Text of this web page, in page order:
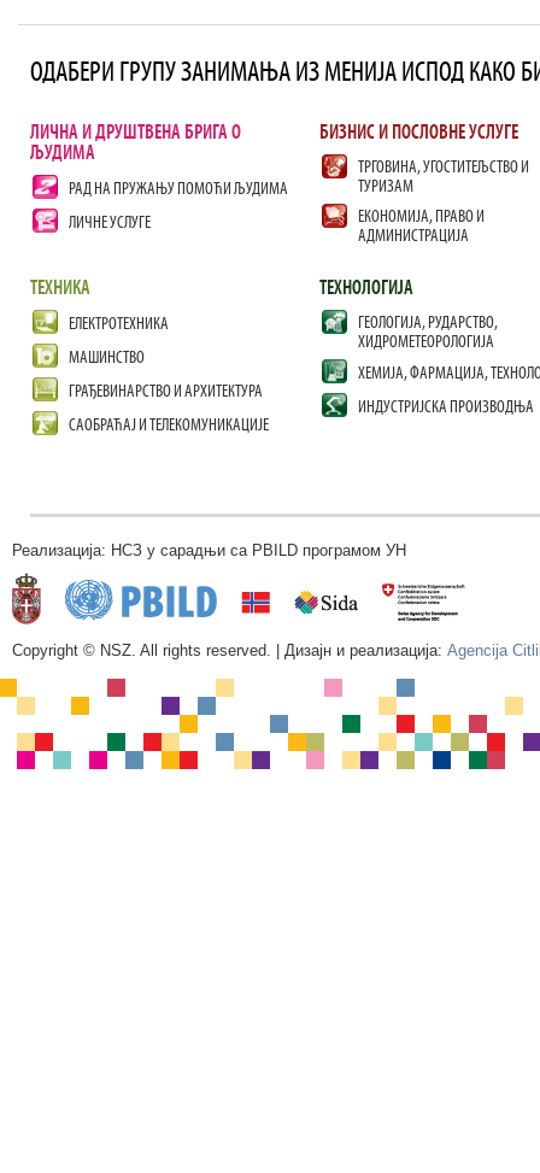
ОДАБЕРИ ГРУПУ ЗАНИМАЊА ИЗ МЕНИЈА ИСПОД КАКО
ЛИЧНА И ДРУШТВЕНА БРИГА О
ЉУДИМА
РАД НА ПРУЖАЊУ ПОМОЋИ ЉУДИМА
ЛИЧНЕ УСЛУГЕ
БИЗНИС И ПОСЛОВНЕ УСЛУГЕ
ТРГОВИНА, УГОСТИТЕЉСТВО И
ТУРИЗАМ
ЕКОНОМИЈА, ПРАВО И
АДМИНИСТРАЦИЈА
ТЕХНИКА
ЕЛЕКТРОТЕХНИКА
МАШИНСТВО
ГРАЂЕВИНАРСТВО И АРХИТЕКТУРА
САОБРАЋАЈ И ТЕЛЕКОМУНИКАЦИЈЕ
ТЕХНОЛОГИЈА
ГЕОЛОГИЈА, РУДАРСТВО,
ХИДРОМЕТЕОРОЛОГИЈА
ХЕМИЈА, ФАРМАЦИЈА,
ИНДУСТРИЈСКА ПРОИЗВОДЊА
Реализација: НСЗ у сарадњи са PBILD програмом УН
Copyright © NSZ. All rights reserved. | Дизајн и реализација: Agencija